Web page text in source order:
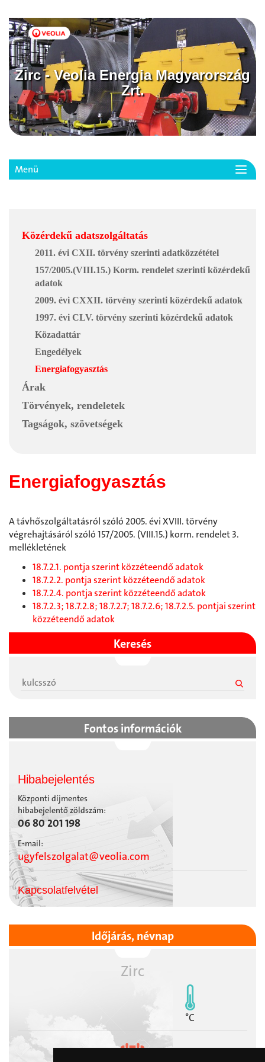
Zirc - Veolia Energia Magyarország
Zrt.
Menü
Közérdekű adatszolgáltatás
2011. évi CXII. törvény szerinti adatközzététel
157/2005.(VIII.15.) Korm. rendelet szerinti közérdekű
adatok
2009. évi CXXII. törvény szerinti közérdekű adatok
1997. évi CLV. törvény szerinti közérdekű adatok
Közadattár
Engedélyek
Energiafogyasztás
Árak
Törvények, rendeletek
Tagságok, szövetségek
Energiafogyasztás
A távhőszolgáltatásról szóló 2005. évi XVIII. törvény
végrehajtásáról szóló 157/2005. (VIII.15.) korm. rendelet 3.
mellékletének
18.7.2.1. pontja szerint közzéteendő adatok
18.7.2.2. pontja szerint közzéteendő adatok
18.7.2.4. pontja szerint közzéteendő adatok
18.7.2.3; 18.7.2.8; 18.7.2.7; 18.7.2.6; 18.7.2.5. pontjai szerint
közzéteendő adatok
Keresés
Fontos információk
Hibabejelentés
Központi díjmentes
hibabejelentő zöldszám:
06 80 201 198
E-mail:
ugyfelszolgalat@veolia.com
Kapcsolatfelvétel
Időjárás, névnap
Zirc
°C